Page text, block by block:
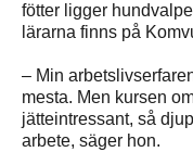
fötter ligger
lärarna finns på
– Min
mesta. Men kursen
jätteintressant, så
arbete, säger hon.